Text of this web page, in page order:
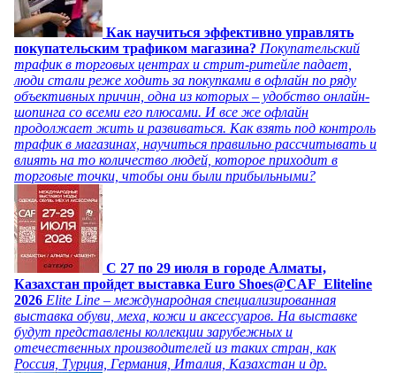
Как научиться эффективно управлять
покупательским трафиком магазина? Покупательский
трафик в торговых центрах и стрит-ритейле падает,
люди стали реже ходить за покупками в офлайн по ряду
объективных причин, одна из которых – удобство онлайн-
шопинга со всеми его плюсами. И все же офлайн
продолжает жить и развиваться. Как взять под контроль
трафик в магазинах, научиться правильно рассчитывать и
влиять на то количество людей, которое приходит в
торговые точки, чтобы они были прибыльными?
C 27 по 29 июля в городе Алматы,
Казахстан пройдет выставка Euro Shoes@CAF_Eliteline
2026 Elite Line – международная специализированная
выставка обуви, меха, кожи и аксессуаров. На выставке
будут представлены коллекции зарубежных и
отечественных производителей из таких стран, как
Россия, Турция, Германия, Италия, Казахстан и др.